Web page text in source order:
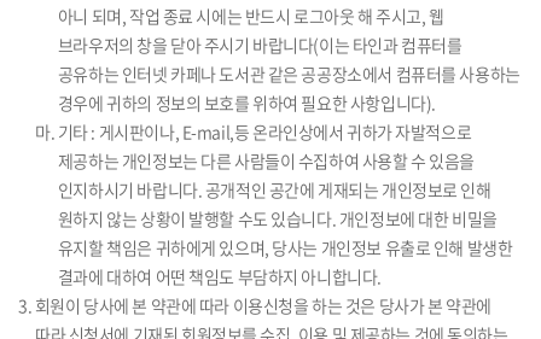
아니 되며, 작업 종료 시에는 반드시 로그아웃 해 주시고, 웹
브라우저의 창을 닫아 주시기 바랍니다(이는 타인과 컴퓨터를
공유하는 인터넷 카페나 도서관 같은 공공장소에서 컴퓨터를 사용하는
경우에 귀하의 정보의 보호를 위하여 필요한 사항입니다).
마. 기타 : 게시판이나, E-mail,등 온라인상에서 귀하가 자발적으로
제공하는 개인정보는 다른 사람들이 수집하여 사용할 수 있음을
인지하시기 바랍니다. 공개적인 공간에 게재되는 개인정보로 인해
원하지 않는 상황이 발행할 수도 있습니다. 개인정보에 대한 비밀을
유지할 책임은 귀하에게 있으며, 당사는 개인정보 유출로 인해 발생한
결과에 대하여 어떤 책임도 부담하지 아니합니다.
3. 회원이 당사에 본 약관에 따라 이용신청을 하는 것은 당사가 본 약관에
따라 신청서에 기재된 회원정보를 수집, 이용 및 제공하는 것에 동의하는